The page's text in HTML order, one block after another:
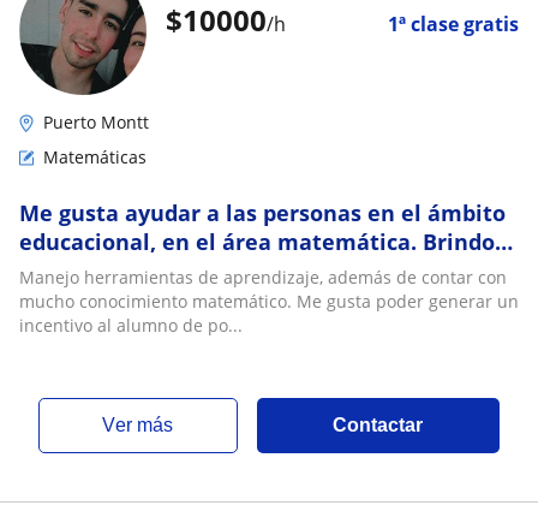
$10000/h 1ª clase gratis
Puerto Montt
Matemáticas
Me gusta ayudar a las personas en el ámbito
educacional, en el área matemática. Brindo
clases tanto nivel básico, media
Manejo herramientas de aprendizaje, además de contar con
mucho conocimiento matemático. Me gusta poder generar un
incentivo al alumno de po...
ver más Contactar